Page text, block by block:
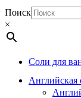
Поиск
×
Соли для
Английская